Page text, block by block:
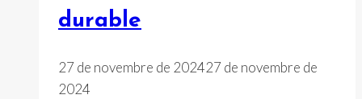
durable
27 de novembre de 202427 de novembre de
2024